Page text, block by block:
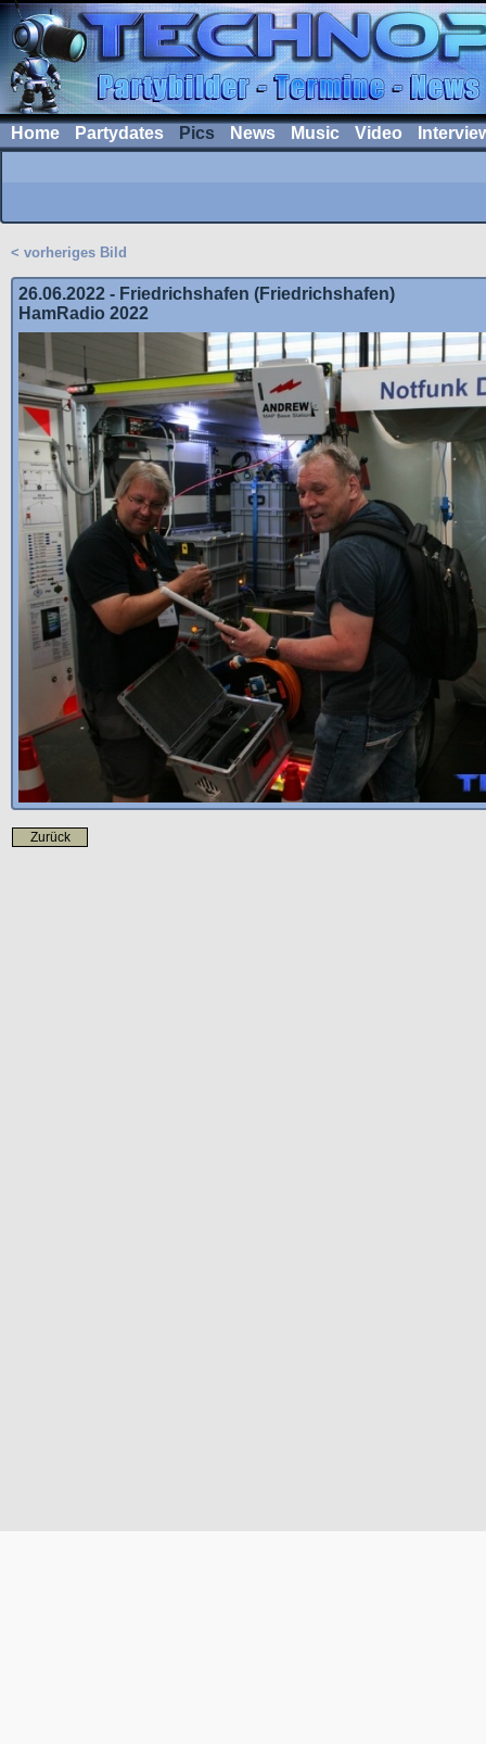
Home Partydates Pics News Music Video
< vorheriges Bild
26.06.2022 - Friedrichshafen (Friedrichshafen)
HamRadio 2022